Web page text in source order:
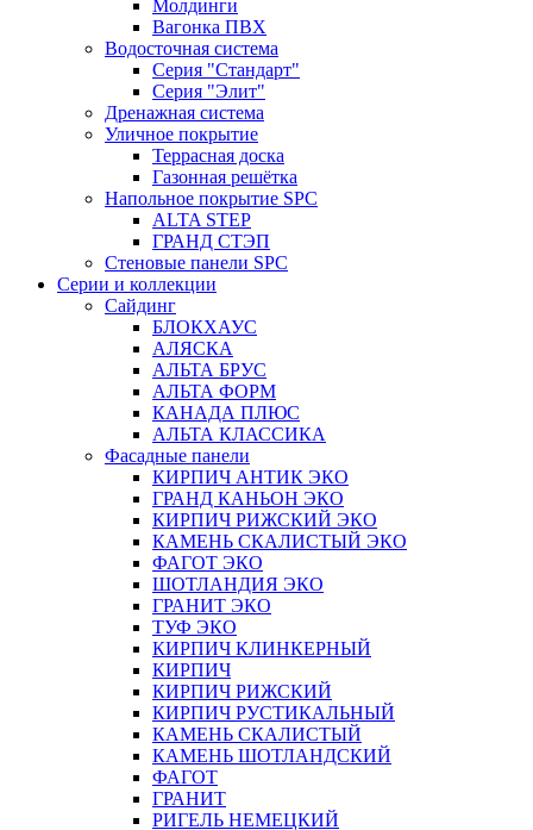
Молдинги
Вагонка ПВХ
Водосточная система
Серия "Стандарт"
Серия "Элит"
Дренажная система
Уличное покрытие
Террасная доска
Газонная решётка
Напольное покрытие SPC
ALTA STEP
ГРАНД СТЭП
Стеновые панели SPC
Серии и коллекции
Сайдинг
БЛОКХАУС
АЛЯСКА
АЛЬТА БРУС
АЛЬТА ФОРМ
КАНАДА ПЛЮС
АЛЬТА КЛАССИКА
Фасадные панели
КИРПИЧ АНТИК ЭКО
ГРАНД КАНЬОН ЭКО
КИРПИЧ РИЖСКИЙ ЭКО
КАМЕНЬ СКАЛИСТЫЙ ЭКО
ФАГОТ ЭКО
ШОТЛАНДИЯ ЭКО
ГРАНИТ ЭКО
ТУФ ЭКО
КИРПИЧ КЛИНКЕРНЫЙ
КИРПИЧ
КИРПИЧ РИЖСКИЙ
КИРПИЧ РУСТИКАЛЬНЫЙ
КАМЕНЬ СКАЛИСТЫЙ
КАМЕНЬ ШОТЛАНДСКИЙ
ФАГОТ
ГРАНИТ
РИГЕЛЬ НЕМЕЦКИЙ